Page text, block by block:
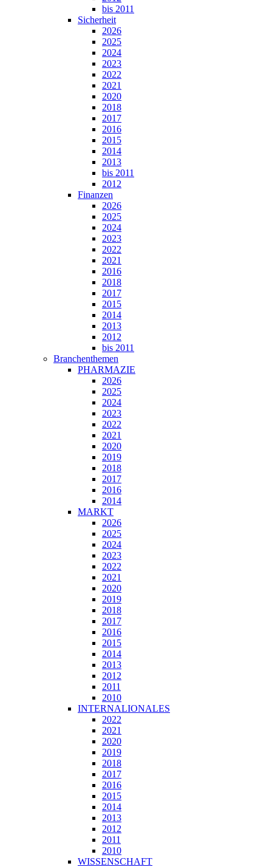
bis 2011
Sicherheit
2026
2025
2024
2023
2022
2021
2020
2018
2017
2016
2015
2014
2013
bis 2011
2012
Finanzen
2026
2025
2024
2023
2022
2021
2016
2018
2017
2015
2014
2013
2012
bis 2011
Branchenthemen
PHARMAZIE
2026
2025
2024
2023
2022
2021
2020
2019
2018
2017
2016
2014
MARKT
2026
2025
2024
2023
2022
2021
2020
2019
2018
2017
2016
2015
2014
2013
2012
2011
2010
INTERNALIONALES
2022
2021
2020
2019
2018
2017
2016
2015
2014
2013
2012
2011
2010
WISSENSCHAFT